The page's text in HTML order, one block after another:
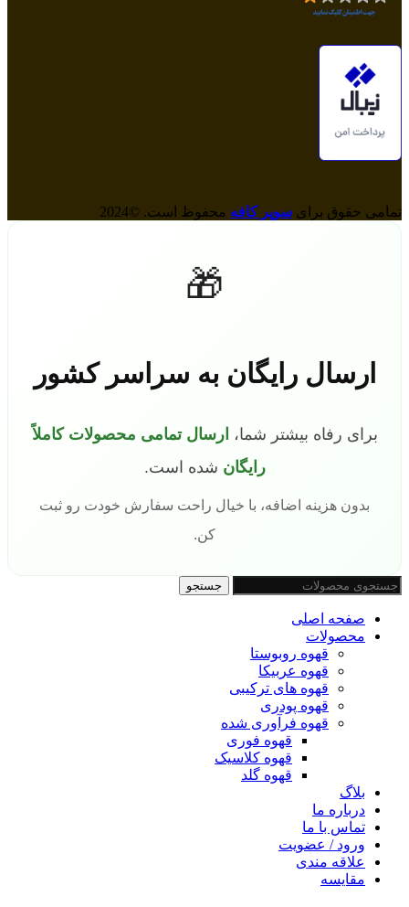
تمامی حقوق برای سوپر کافه محفوظ است. ©2024
🎁
ارسال رایگان به سراسر کشور
برای رفاه بیشتر شما، ارسال تمامی محصولات کاملاً
رایگان شده است.
بدون هزینه اضافه، با خیال راحت سفارش خودت رو ثبت
کن.
جستجو
صفحه اصلی
محصولات
قهوه روبوستا
قهوه عربیکا
قهوه های ترکیبی
قهوه پودری
قهوه فرآوری شده
قهوه فوری
قهوه کلاسیک
قهوه گلد
بلاگ
درباره ما
تماس با ما
ورود / عضویت
علاقه مندی
مقایسه